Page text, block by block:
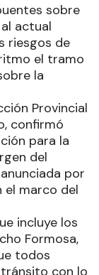
sobre
actual
riesgos de
el tramo
la
Provincial
confirmó
para la
del
por
el marco del
incluye los
Formosa,
todos
con lo